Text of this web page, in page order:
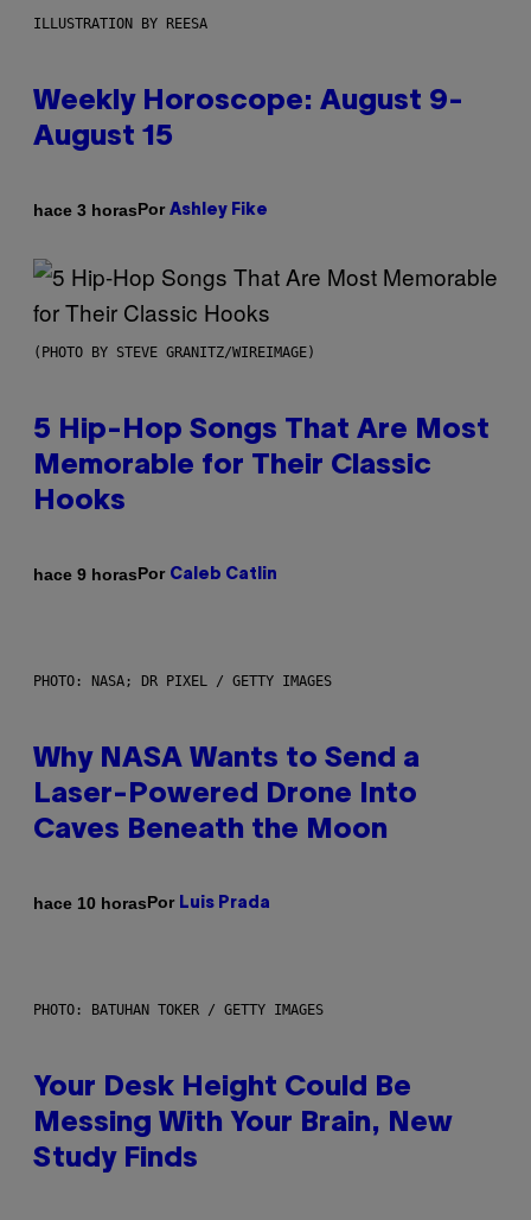
ILLUSTRATION BY REESA
Weekly Horoscope: August 9-
August 15
hace 3 horasPor Ashley Fike
(PHOTO BY STEVE GRANITZ/WIREIMAGE)
5 Hip-Hop Songs That Are Most
Memorable for Their Classic
Hooks
hace 9 horasPor Caleb Catlin
PHOTO: NASA; DR PIXEL / GETTY IMAGES
Why NASA Wants to Send a
Laser-Powered Drone Into
Caves Beneath the Moon
hace 10 horasPor Luis Prada
PHOTO: BATUHAN TOKER / GETTY IMAGES
Your Desk Height Could Be
Messing With Your Brain, New
Study Finds